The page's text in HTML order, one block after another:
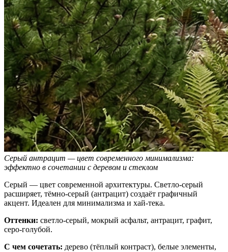
Серый антрацит — цвет современного минимализма:
эффектно в сочетании с деревом и стеклом
Серый — цвет современной архитектуры. Светло-серый
расширяет, тёмно-серый (антрацит) создаёт графичный
акцент. Идеален для минимализма и хай-тека.
Оттенки: светло-серый, мокрый асфальт, антрацит, графит,
серо-голубой.
С чем сочетать: дерево (тёплый контраст), белые элементы,